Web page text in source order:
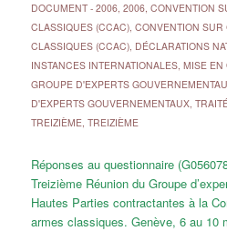
DOCUMENT- 2006, 2006, CONVENTION
CLASSIQUES (CCAC), CONVENTION SUR
CLASSIQUES (CCAC), DÉCLARATIONS
INSTANCES INTERNATIONALES, MISE EN
GROUPE D'EXPERTS
D'EXPERTS GOUVERNEMENTAUX,
TREIZIÈME, TREIZIÈME
Réponses au questionnaire
Treizième Réunion du Groupe
Hautes Parties contractantes à la
armes classiques. Genève, 6 au 10